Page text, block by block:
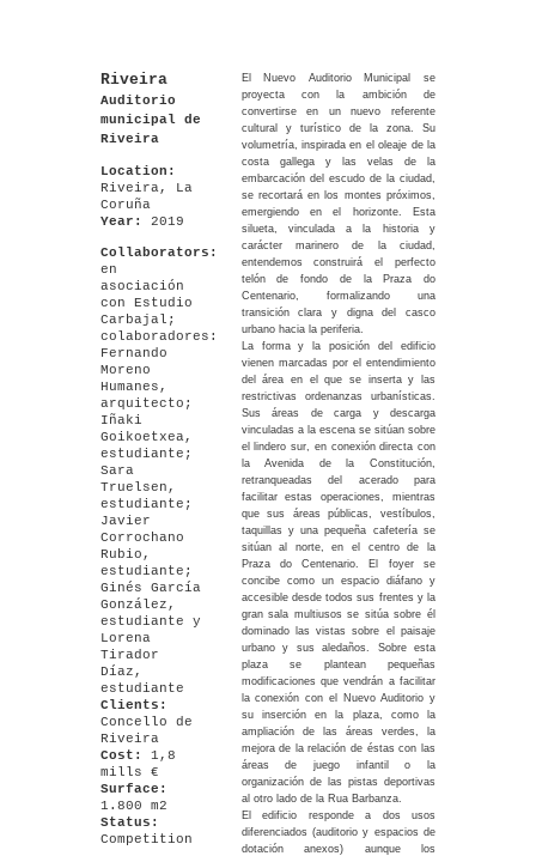
El Nuevo Auditorio Municipal se
proyecta con la ambición de
convertirse en un nuevo referente
cultural y turístico de la zona. Su
volumetría, inspirada en el oleaje de la
costa gallega y las velas de la
embarcación del escudo de la ciudad,
se recortará en los montes próximos,
emergiendo en el horizonte. Esta
silueta, vinculada a la historia y
carácter marinero de la ciudad,
entendemos construirá el perfecto
telón de fondo de la Praza do
Centenario, formalizando una
transición clara y digna del casco
urbano hacia la periferia.
La forma y la posición del edificio
vienen marcadas por el entendimiento
del área en el que se inserta y las
restrictivas ordenanzas urbanísticas.
Sus áreas de carga y descarga
vinculadas a la escena se sitúan sobre
el lindero sur, en conexión directa con
la Avenida de la Constitución,
retranqueadas del acerado para
facilitar estas operaciones, mientras
que sus áreas públicas, vestíbulos,
taquillas y una pequeña cafetería se
sitúan al norte, en el centro de la
Praza do Centenario. El foyer se
concibe como un espacio diáfano y
accesible desde todos sus frentes y la
gran sala multiusos se sitúa sobre él
dominado las vistas sobre el paisaje
urbano y sus aledaños. Sobre esta
plaza se plantean pequeñas
modificaciones que vendrán a facilitar
la conexión con el Nuevo Auditorio y
su inserción en la plaza, como la
ampliación de las áreas verdes, la
mejora de la relación de éstas con las
áreas de juego infantil o la
organización de las pistas deportivas
al otro lado de la Rua Barbanza.
El edificio responde a dos usos
diferenciados (auditorio y espacios de
dotación anexos) aunque los
Riveira
Auditorio
municipal de
Riveira
Location:
Riveira, La
Coruña
Year: 2019
Collaborators:
en
asociación
con Estudio
Carbajal;
colaboradores:
Fernando
Moreno
Humanes,
arquitecto;
Iñaki
Goikoetxea,
estudiante;
Sara
Truelsen,
estudiante;
Javier
Corrochano
Rubio,
estudiante;
Ginés García
González,
estudiante y
Lorena
Tirador
Díaz,
estudiante
Clients:
Concello de
Riveira
Cost: 1,8
mills €
Surface:
1.800 m2
Status:
Competition